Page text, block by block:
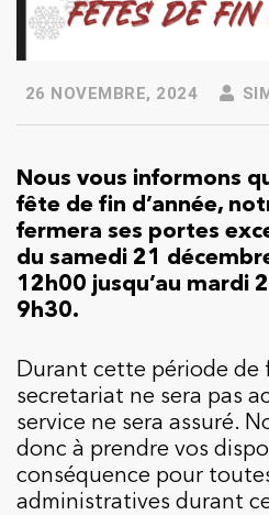
26 NOVEMBRE, 2024
Nous vous informons
fête de fin d’année,
fermera ses portes
du samedi 21
12h00 jusqu’au mardi
9h30.
Durant cette période de
secretariat ne sera pas
service ne sera assuré.
donc à prendre vos
conséquence pour
administratives durant